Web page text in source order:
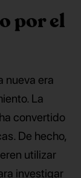
por el
nueva era
La
convertido
De hecho,
utilizar
investigar